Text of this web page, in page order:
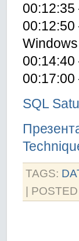
00:12:35
00:12:50
00:14:40
00:17:00
SQL
TAGS:
|